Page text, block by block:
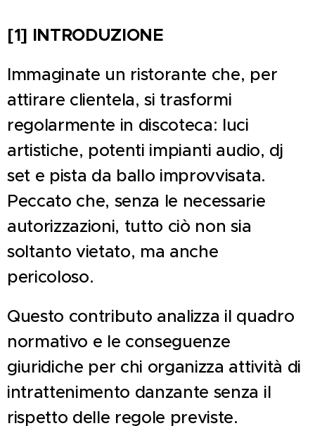
[1] INTRODUZIONE
Immaginate un ristorante che, per
attirare clientela, si trasformi
regolarmente in discoteca: luci
artistiche, potenti impianti audio, dj
set e pista da ballo improvvisata.
Peccato che, senza le necessarie
autorizzazioni, tutto ciò non sia
soltanto vietato, ma anche
pericoloso.
Questo contributo analizza il quadro
normativo e le conseguenze
giuridiche per chi organizza attività di
intrattenimento danzante senza il
rispetto delle regole previste.